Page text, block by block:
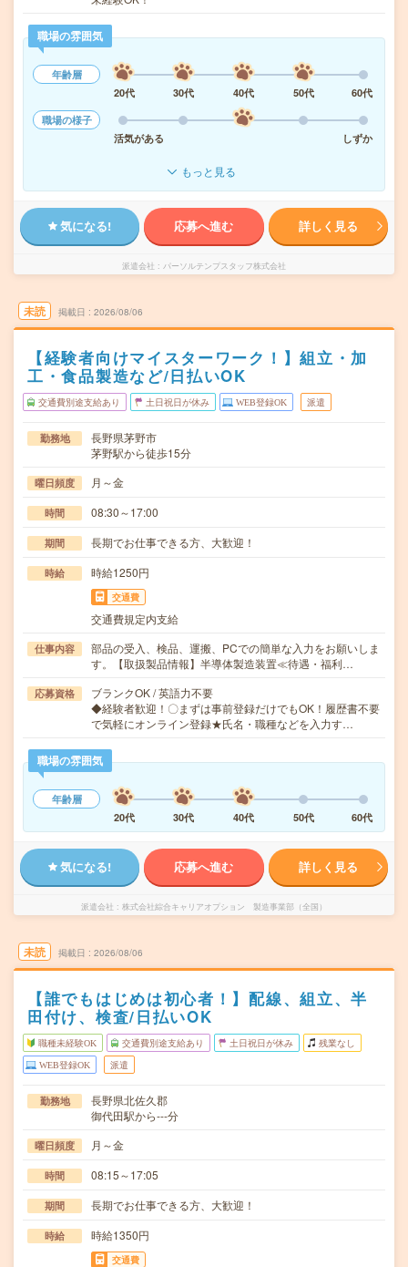
職場の雰囲気
年齢層
20代
30代 40代 50代
60代
職場の様子
活気がある
しずか
もっと見る
気になる! 応募へ進む 詳しく見る
派遣会社 パーソルテンプスタッフ株式会社
未読 掲載日 2026/08/06
【経験者向けマイスターワーク！】組立・加
工・食品製造など/日払いOK
交通費別途支給あり 土日祝日が休み WEB登録OK 派遣
勤務地
長野県茅野市
茅野駅から徒歩15分
曜日頻度 月～金
時間 08:30～17:00
期間 長期でお仕事できる方、大歓迎！
時給 時給1250円
交通費
交通費規定内支給
仕事内容
部品の受入、検品、運搬、PCでの簡単な入力をお願いしま
す。【取扱製品情報】半導体製造装置≪待遇・福利…
応募資格
ブランクOK / 英語力不要
◆経験者歓迎！〇まずは事前登録だけでもOK！履歴書不要
で気軽にオンライン登録★氏名・職種などを入力す…
職場の雰囲気
年齢層
20代
30代 40代 50代 60代
気になる! 応募へ進む 詳しく見る
派遣会社 株式会社綜合キャリアオプション 製造事業部（全国）
未読 掲載日 2026/08/06
【誰でもはじめは初心者！】配線、組立、半
田付け、検査/日払いOK
職種未経験OK 交通費別途支給あり 土日祝日が休み 残業なし
WEB登録OK 派遣
勤務地
長野県北佐久郡
御代田駅から---分
曜日頻度 月～金
時間 08:15～17:05
期間 長期でお仕事できる方、大歓迎！
時給 時給1350円
交通費